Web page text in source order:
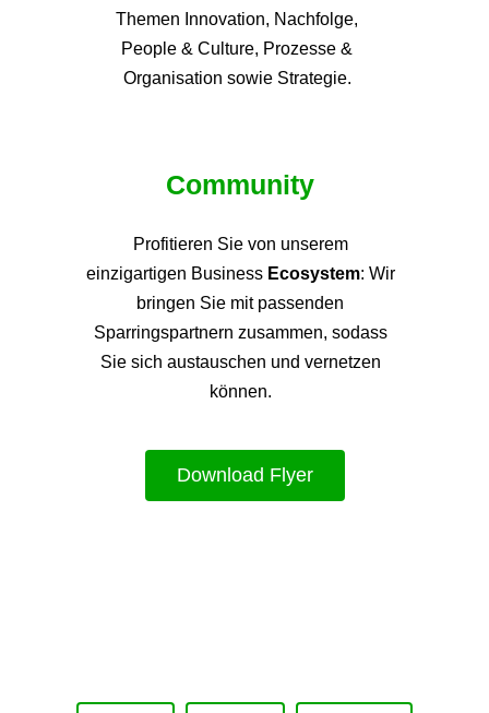
Themen Innovation, Nachfolge,
People & Culture, Prozesse &
Organisation sowie Strategie.
Community
Profitieren Sie von unserem
einzigartigen Business Ecosystem: Wir
bringen Sie mit passenden
Sparringspartnern zusammen, sodass
Sie sich austauschen und vernetzen
können.
Download Flyer